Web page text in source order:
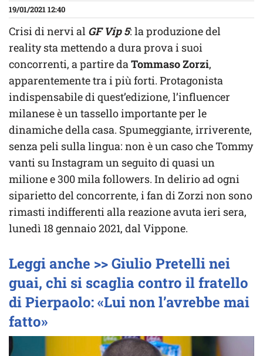
19/01/2021 12:40
Crisi di nervi al GF Vip 5: la produzione del
reality sta mettendo a dura prova i suoi
concorrenti, a partire daTommaso Zorzi,
apparentemente tra i più forti. Protagonista
indispensabile di quest’edizione, l’influencer
milanese è un tassello importante per le
dinamiche della casa. Spumeggiante, irriverente,
senza peli sulla lingua: non è un caso che Tommy
vanti su Instagram un seguito di quasi un
milione e 300 mila followers. In delirio ad ogni
siparietto del concorrente, i fan di Zorzi non sono
rimasti indifferenti alla reazione avuta ieri sera,
lunedì 18 gennaio 2021, dal Vippone.
Leggi anche >> Giulio Pretelli nei
guai, chi si scaglia contro il fratello
di Pierpaolo: «Lui non l’avrebbe mai
fatto»